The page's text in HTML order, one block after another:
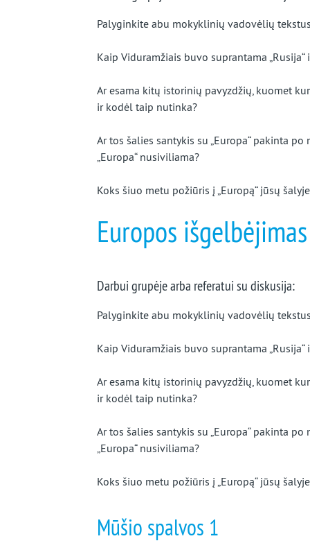
Palyginkite abu mokyklinių vadovėlių
Kaip Viduramžiais buvo suprantama
Ar esama kitų istorinių pavyzdžių, kuomet
ir kodėl taip nutinka?
Ar tos šalies santykis su „Europa“ pakinta
„Europa“ nusiviliama?
Koks šiuo metu požiūris į „Europą“ jūsų
Europos
Darbui grupėje arba referatui su diskusija:
Palyginkite abu mokyklinių vadovėlių
Kaip Viduramžiais buvo suprantama
Ar esama kitų istorinių pavyzdžių, kuomet
ir kodėl taip nutinka?
Ar tos šalies santykis su „Europa“ pakinta
„Europa“ nusiviliama?
Koks šiuo metu požiūris į „Europą“ jūsų
Mūšio spalvos 1